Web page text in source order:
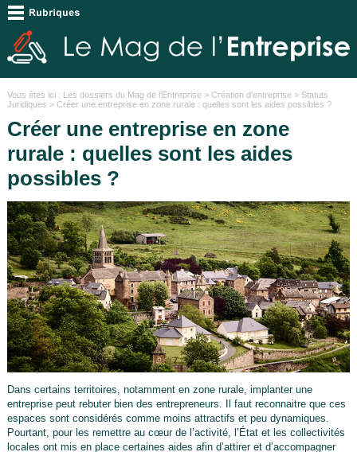
Vous êtes ici : Les dossiers du Mag de l'Entreprise> Création d'entreprise> Statuts
Juridiques > Créer une entreprise en zone rurale : quelles sont les aides possibles ?
Créer une entreprise en zone
rurale : quelles sont les aides
possibles ?
Dans certains territoires, notamment en zone rurale, implanter une
entreprise peut rebuter bien des entrepreneurs. Il faut reconnaitre que ces
espaces sont considérés comme moins attractifs et peu dynamiques.
Pourtant, pour les remettre au cœur de l’activité, l’État et les collectivités
locales ont mis en place certaines aides afin d’attirer et d’accompagner